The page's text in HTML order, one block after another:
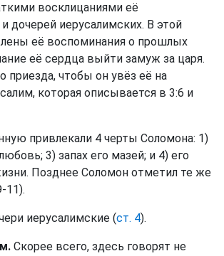
восклицаниями её
дочерей иерусалимских. В этой
её воспоминания о прошлых
её сердца выйти замуж за царя.
приезда, чтобы он увёз её на
которая описывается в 3:6 и
привлекали 4 черты Соломона: 1)
3) запах его мазей; и 4) его
Позднее Соломон отметил те же
11).
иерусалимские (ст. 4).
Скорее всего, здесь говорят не